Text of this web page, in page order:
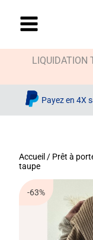
LIQUIDATION
Payez en 4X
Accueil / Prêt à
taupe
-63%